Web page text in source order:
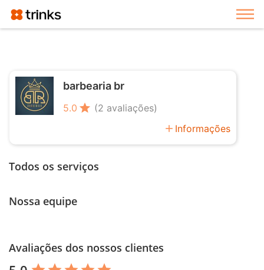
barbearia br
5.0 star (2 avaliações)
add Informações
Todos os serviços
Nossa equipe
Avaliações dos nossos clientes